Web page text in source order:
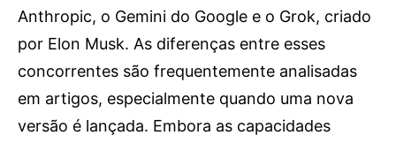
AUTÁRQUICAS 2025 em Seia
Tel. 238 310 090 (chamada para a rede fixa nacional)
Anthropic, o Gemini do Google e o Grok, criado
por Elon Musk. As diferenças entre esses
concorrentes são frequentemente analisadas
em artigos, especialmente quando uma nova
versão é lançada. Embora as capacidades